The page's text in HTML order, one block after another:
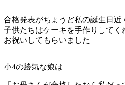
合格発表がちょうど私の誕生日近
子供たちはケーキを手作りしてく
お祝いしてもらいました
小4の勝気な娘は